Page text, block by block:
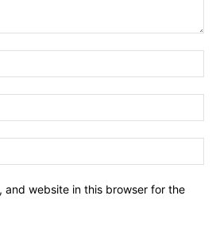
and website in this browser for the